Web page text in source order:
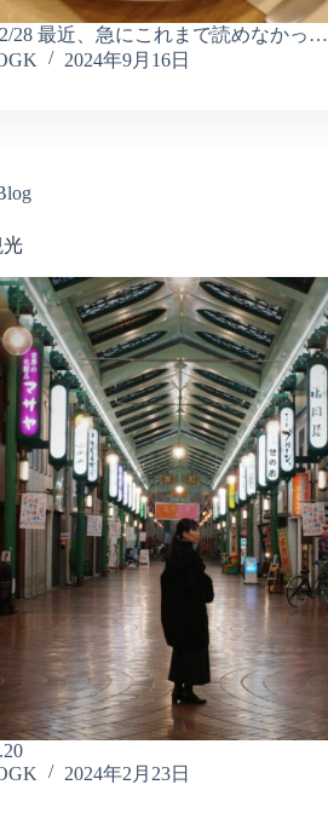
28 最近、急にこれまで読めなかっ…
2024年9月16日
光
2024年2月23日